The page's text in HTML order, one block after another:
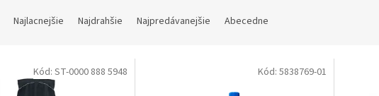
Najlacnejšie Najdrahšie Najpredávanejšie Abecedne
Kód: ST-0000 888 5948 Kód: 5838769-01